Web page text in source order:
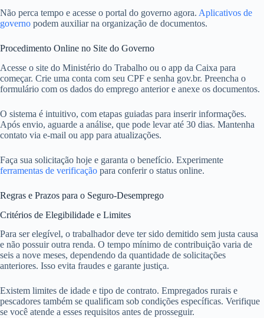
Não perca tempo e acesse o portal do governo agora. Aplicativos de
governo podem auxiliar na organização de documentos.
Procedimento Online no Site do Governo
Acesse o site do Ministério do Trabalho ou o app da Caixa para
começar. Crie uma conta com seu CPF e senha gov.br. Preencha o
formulário com os dados do emprego anterior e anexe os documentos.
O sistema é intuitivo, com etapas guiadas para inserir informações.
Após envio, aguarde a análise, que pode levar até 30 dias. Mantenha
contato via e-mail ou app para atualizações.
Faça sua solicitação hoje e garanta o benefício. Experimente
ferramentas de verificação para conferir o status online.
Regras e Prazos para o Seguro-Desemprego
Critérios de Elegibilidade e Limites
Para ser elegível, o trabalhador deve ter sido demitido sem justa causa
e não possuir outra renda. O tempo mínimo de contribuição varia de
seis a nove meses, dependendo da quantidade de solicitações
anteriores. Isso evita fraudes e garante justiça.
Existem limites de idade e tipo de contrato. Empregados rurais e
pescadores também se qualificam sob condições específicas. Verifique
se você atende a esses requisitos antes de prosseguir.